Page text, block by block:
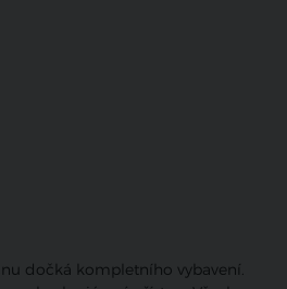
dočká kompletního vybavení.